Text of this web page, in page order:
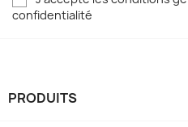
confidentialité
PRODUITS